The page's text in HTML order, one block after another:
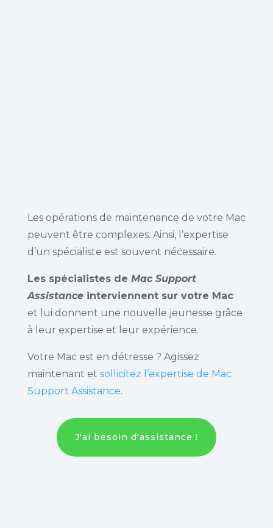
Les opérations de maintenance de votre Mac
peuvent être complexes. Ainsi, l’expertise
d’un spécialiste est souvent nécessaire.
Les spécialistes de Mac Support
Assistanceinterviennent sur votre Mac
et lui donnent une nouvelle jeunesse grâce
à leur expertise et leur expérience.
Votre Mac est en détresse ? Agissez
maintenant et sollicitez l’expertise de Mac
Support Assistance.
J'ai besoin d'assistance !